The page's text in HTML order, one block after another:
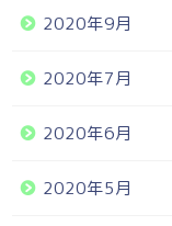
2020年9月
2020年7月
2020年6月
2020年5月